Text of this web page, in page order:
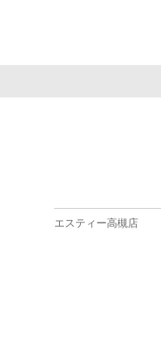
エスティー高槻店